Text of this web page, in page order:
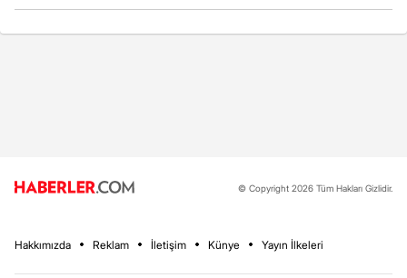
© Copyright 2026 Tüm Hakları Gizlidir.
Hakkımızda Reklam İletişim Künye Yayın İlkeleri